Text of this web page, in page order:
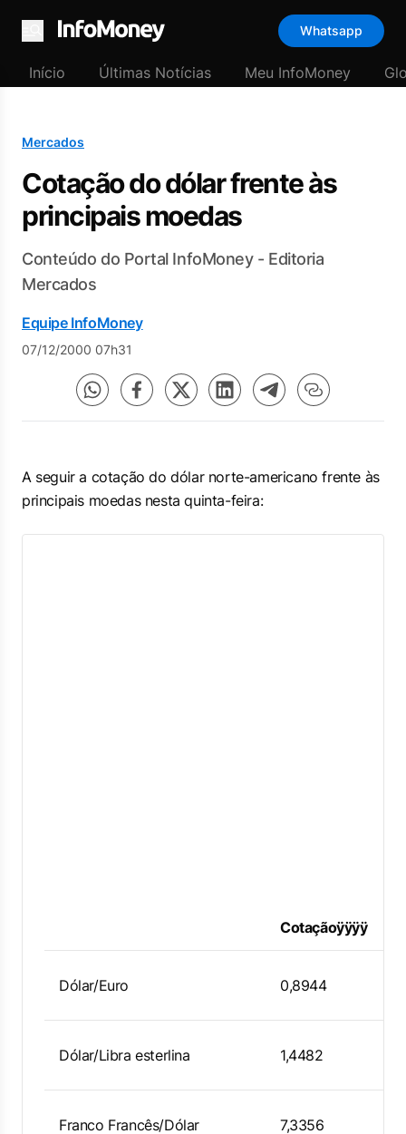
Menu
Whatsapp
Início Últimas Notícias Meu InfoMoney
Mercados
Cotação do dólar frente às
principais moedas
Conteúdo do Portal InfoMoney - Editoria
Mercados
Equipe InfoMoney
07/12/2000 07h31
A seguir a cotação do dólar norte-americano frente às
principais moedas nesta quinta-feira:
Cotaçãoÿÿÿÿ
Dólar/Euro 0,8944
Dólar/Libra esterlina 1,4482
Franco Francês/Dólar 7,3356